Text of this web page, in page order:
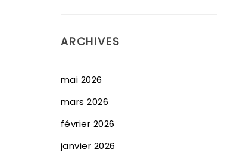
ARCHIVES
mai 2026
mars 2026
février 2026
janvier 2026